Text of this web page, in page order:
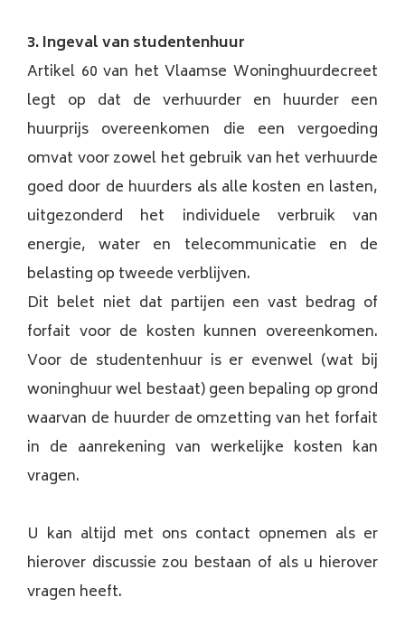
3. Ingeval van studentenhuur
Artikel 60 van het Vlaamse Woninghuurdecreet
legt op dat de verhuurder en huurder een
huurprijs overeenkomen die een vergoeding
omvat voor zowel het gebruik van het verhuurde
goed door de huurders als alle kosten en lasten,
uitgezonderd het individuele verbruik van
energie, water en telecommunicatie en de
belasting op tweede verblijven.
Dit belet niet dat partijen een vast bedrag of
forfait voor de kosten kunnen overeenkomen.
Voor de studentenhuur is er evenwel (wat bij
woninghuur wel bestaat) geen bepaling op grond
waarvan de huurder de omzetting van het forfait
in de aanrekening van werkelijke kosten kan
vragen.
U kan altijd met ons contact opnemen als er
hierover discussie zou bestaan of als u hierover
vragen heeft.